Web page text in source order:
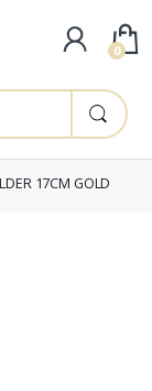
17CM GOLD
0